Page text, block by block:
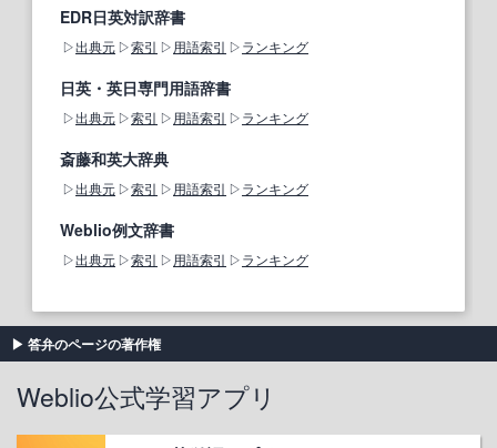
EDR日英対訳辞書
出典元 索引 用語索引 ランキング
日英・英日専門用語辞書
出典元 索引 用語索引 ランキング
斎藤和英大辞典
出典元 索引 用語索引 ランキング
Weblio例文辞書
出典元 索引 用語索引 ランキング
答弁のページの著作権
Weblio公式学習アプリ